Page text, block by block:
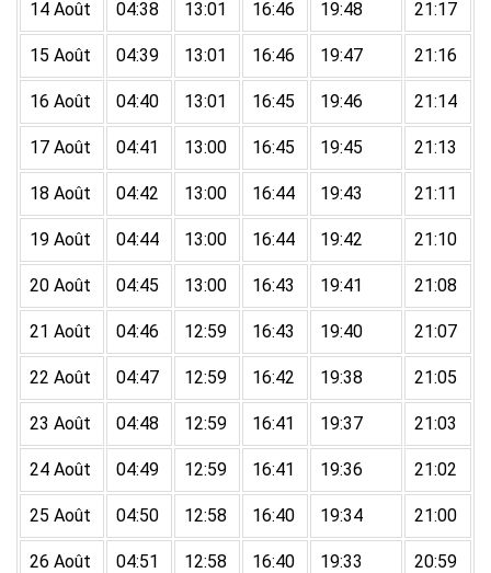
14 Août 04:38 13:01 16:46 19:48 21:17
15 Août 04:39 13:01 16:46 19:47 21:16
16 Août 04:40 13:01 16:45 19:46 21:14
17 Août 04:41 13:00 16:45 19:45 21:13
18 Août 04:42 13:00 16:44 19:43 21:11
19 Août 04:44 13:00 16:44 19:42 21:10
20 Août 04:45 13:00 16:43 19:41 21:08
21 Août 04:46 12:59 16:43 19:40 21:07
22 Août 04:47 12:59 16:42 19:38 21:05
23 Août 04:48 12:59 16:41 19:37 21:03
24 Août 04:49 12:59 16:41 19:36 21:02
25 Août 04:50 12:58 16:40 19:34 21:00
26 Août 04:51 12:58 16:40 19:33 20:59